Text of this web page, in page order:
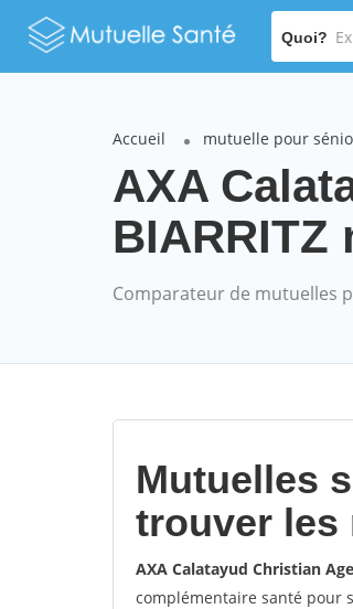
Quoi?
Accueil mutuelle pour
AXA
Comparateur de mutuelles
Mutuelles
trouver les
AXA Calatayud Christian
complémentaire santé pour